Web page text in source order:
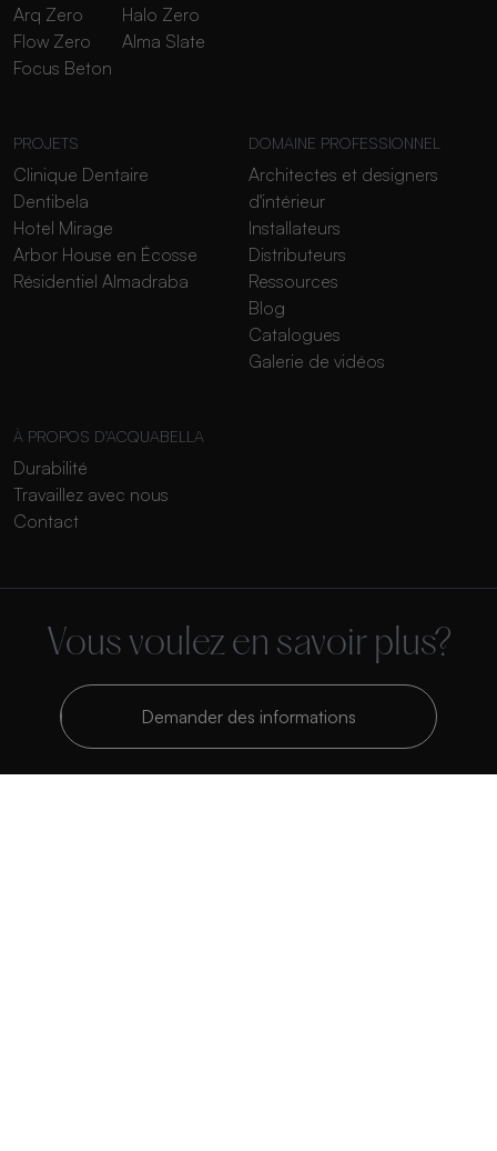
Arq Zero
Flow Zero
Focus Beton
Halo Zero
Alma Slate
PROJETS
Clinique Dentaire
Dentibela
Hotel Mirage
Arbor House en Écosse
Résidentiel Almadraba
DOMAINE PROFESSIONNEL
Architectes et designers
d'intérieur
Installateurs
Distributeurs
Ressources
Blog
Catalogues
Galerie de vidéos
À PROPOS D'ACQUABELLA
Durabilité
Travaillez avec nous
Contact
Vous voulez en savoir plus?
Demander des informations